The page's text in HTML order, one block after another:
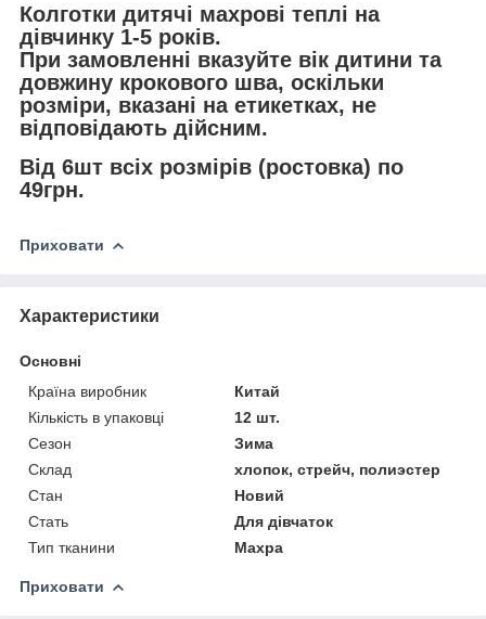
Колготки дитячі махрові теплі на
дівчинку 1-5 років.
При замовленні вказуйте вік дитини та
довжину крокового шва, оскільки
розміри, вказані на етикетках, не
відповідають дійсним.
Від 6шт всіх розмірів (ростовка) по
49грн.
Приховати
Характеристики
Основні
Країна виробник
Китай
Кількість в упаковці
12 шт.
Сезон
Зима
Склад
хлопок, стрейч, полиэстер
Стан
Новий
Стать
Для дівчаток
Тип тканини
Махра
Приховати